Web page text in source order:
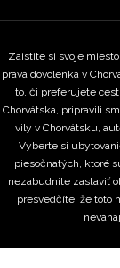
Zaistite si svoje
pravá dovolenka v
to, či preferujete
Chorvátska, pripravili
vily v Chorvátsku,
Vyberte si
piesočnatých, ktoré
nezabudnite zastaviť
presvedčíte, že toto